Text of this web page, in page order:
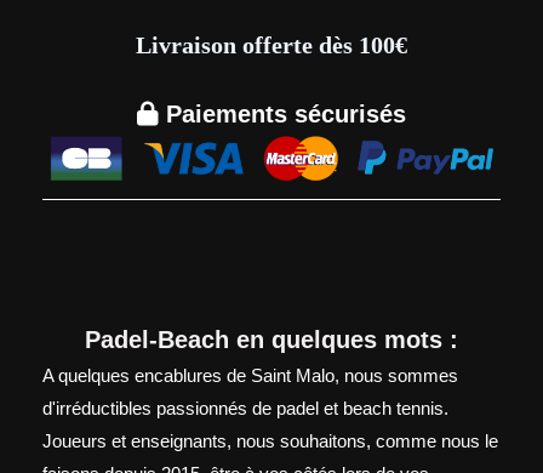
Livraison offerte dès 100€
 Paiements sécurisés
Padel-Beach en quelques mots :
A quelques encablures de Saint Malo, nous sommes
d'irréductibles passionnés de padel et beach tennis.
Joueurs et enseignants, nous souhaitons, comme nous le